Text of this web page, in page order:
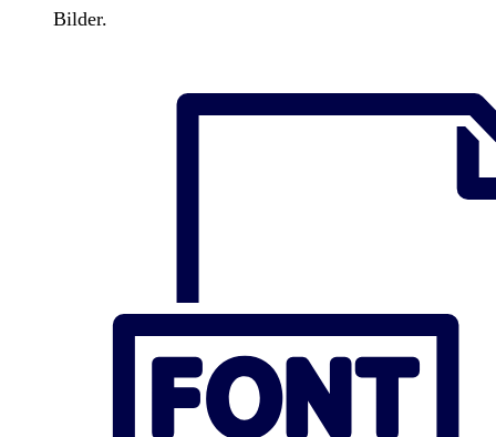
Bilder.